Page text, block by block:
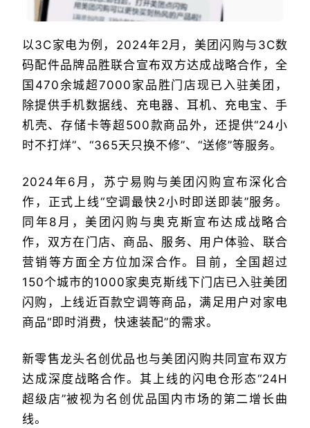
以3C家电为例，2024年2月，美团闪购与3C数
码配件品牌品胜联合宣布双方达成战略合作，全
国470余城超7000家品胜门店现已入驻美团，
除提供手机数据线、充电器、耳机、充电宝、手
机壳、存储卡等超500款商品外，还提供“24小
时不打烊”、“365天只换不修”、“送修”等服务。
2024年6月，苏宁易购与美团闪购宣布深化合
作，正式上线“空调最快2小时即送即装”服务。
同年8月，美团闪购与奥克斯宣布达成战略合
作，双方在门店、商品、服务、用户体验、联合
营销等方面全方位加深合作。目前，全国超过
150个城市的1000家奥克斯线下门店已入驻美团
闪购，上线近百款空调等商品，满足用户对家电
商品“即时消费，快速装配”的需求。
新零售龙头名创优品也与美团闪购共同宣布双方
达成深度战略合作。其上线的闪电仓形态“24H
超级店”被视为名创优品国内市场的第二增长曲
线。